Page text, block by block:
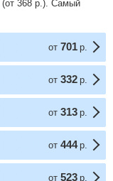
(от 368 р. ). Самый
от 701 р.
от 332 р.
от 313 р.
от 444 р.
от 523 р.